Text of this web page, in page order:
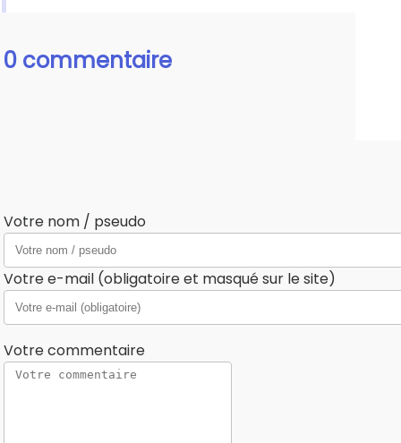
0 commentaire
Votre nom / pseudo
Votre e-mail (obligatoire et masqué sur le site)
Votre commentaire